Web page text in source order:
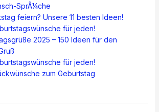
SprÃ¼che
feiern? Unsere 11 besten Ideen!
für jeden!
2025 – 150 Ideen für den
für jeden!
zum Geburtstag